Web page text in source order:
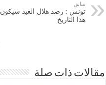
تونس : رصد هلال العيد سيكون في
هذا التاريخ
ذات صلة